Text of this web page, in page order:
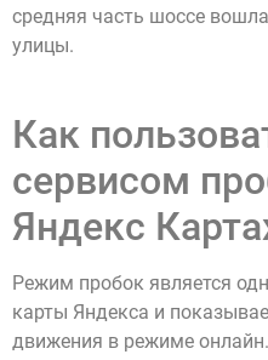
средняя часть шоссе
улицы.
Как
сервисом
Яндекс
Режим пробок является
карты Яндекса и
движения в режиме онлайн.